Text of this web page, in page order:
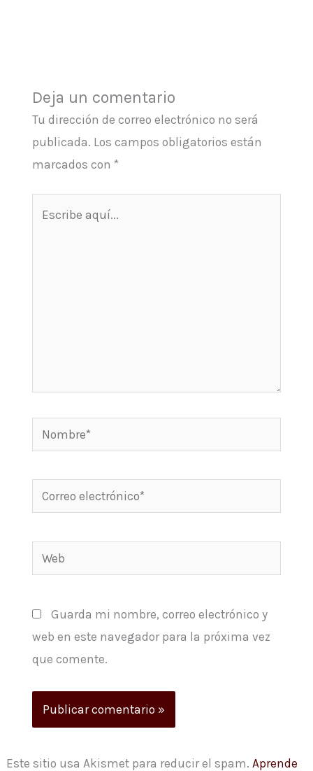
Deja un comentario
Tu dirección de correo electrónico no será
publicada. Los campos obligatorios están
marcados con *
Nombre*
Correo
electrónico*
Web
Guarda mi nombre, correo electrónico y
web en este navegador para la próxima vez
que comente.
Este sitio usa Akismet para reducir el spam. Aprende